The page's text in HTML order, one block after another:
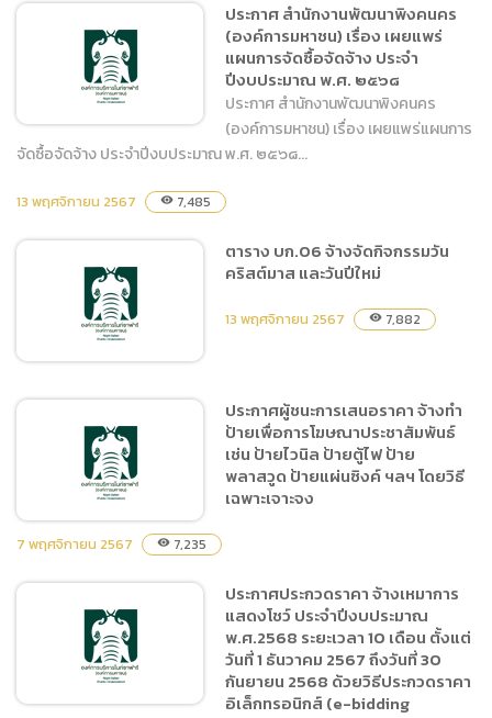
อิเล็กทรอนิกส์ (e-bidding)
ประกาศ ประกวดราคาจ้างจัด
กิจกรรมวันคริสต์มาส และวัน
ปีใหม่ ด้วยวิธีประกวดราคา
อิเล็กทรอนิกส์ (e-bidding)
ประกาศ สำนักงานพัฒนาพิง
เผยแพร่แผนการจัดซื้อจัดจ้าง
ประจำปีงบประมาณ พ.ศ.
ประกาศ สำนักงานพัฒนาพิงคนคร
(องค์การมหาชน) เรื่อง เผยแพร่
แผนการจัดซื้อจัดจ้าง ประจำ
ปีงบประมาณ พ.ศ. ๒๕๖๘
ประกาศ สำนักงานพัฒนาพิงคนคร
(องค์การมหาชน) เรื่อง เผยแพร่แผนการ
จัดซื้อจัดจ้าง ประจำปีงบประมาณ พ.ศ. ๒๕๖๘...
13 พฤศจิกายน 2567 visibility 7,485
ตาราง บก.06 จ้างจัด
กิจกรรมวันคริสต์มาส และวัน
ตาราง บก.06 จ้างจัดกิจกรรมวัน
คริสต์มาส และวันปีใหม่
13 พฤศจิกายน 2567 visibility 7,882
จ้างทำป้ายเพื่อการโฆษณา
ประชาสัมพันธ์ เช่น ป้ายไวนิล
ป้ายตู้ไฟ ป้ายพลาสวูด ป้าย
แผ่นซิงค์ ฯลฯ โดยวิธีเฉพาะ
ประกาศผู้ชนะการเสนอราคา จ้างทำ
ป้ายเพื่อการโฆษณาประชาสัมพันธ์
เช่น ป้ายไวนิล ป้ายตู้ไฟ ป้าย
พลาสวูด ป้ายแผ่นซิงค์ ฯลฯ โดยวิธี
เฉพาะเจาะจง
7 พฤศจิกายน 2567 visibility 7,235
ประกาศประกวดราคา จ้างเหมาการ
แสดงโชว์ ประจำปีงบประมาณ
พ.ศ.2568 ระยะเวลา 10 เดือน ตั้งแต่
วันที่ 1 ธันวาคม 2567 ถึงวันที่ 30
กันยายน 2568 ด้วยวิธีประกวดราคา
อิเล็กทรอนิกส์ (e-bidding